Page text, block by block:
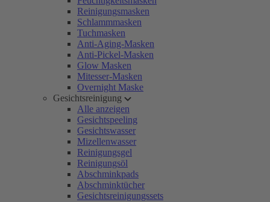
Reinigungsmasken
Schlammmasken
Tuchmasken
Anti-Aging-Masken
Anti-Pickel-Masken
Glow Masken
Mitesser-Masken
Overnight Maske
Gesichtsreinigung
Alle anzeigen
Gesichtspeeling
Gesichtswasser
Mizellenwasser
Reinigungsgel
Reinigungsöl
Abschminkpads
Abschminktücher
Gesichtsreinigungssets